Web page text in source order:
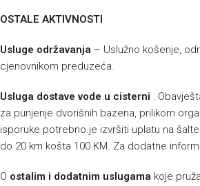
OSTALE AKTIVNOSTI
Usluge održavanja – Uslužno košenje,
cjenovnikom preduzeća.
Usluga dostave vode u cisterni :
za punjenje dvorišnih bazena, prilikom
isporuke potrebno je izvršiti uplatu na
do 20 km košta 100 KM. Za dodatne
O ostalim i dodatnim uslugama koje